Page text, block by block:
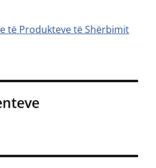
të Produkteve të Shërbimit